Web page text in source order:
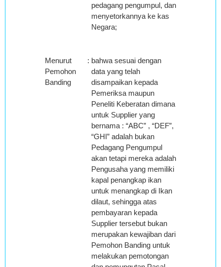
pedagang pengumpul, dan
menyetorkannya ke kas
Negara;
Menurut
Pemohon
Banding
: bahwa sesuai dengan
data yang telah
disampaikan kepada
Pemeriksa maupun
Peneliti Keberatan dimana
untuk Supplier yang
bernama : “ABC” , “DEF”,
“GHI” adalah bukan
Pedagang Pengumpul
akan tetapi mereka adalah
Pengusaha yang memiliki
kapal penangkap ikan
untuk menangkap di Ikan
dilaut, sehingga atas
pembayaran kepada
Supplier tersebut bukan
merupakan kewajiban dari
Pemohon Banding untuk
melakukan pemotongan